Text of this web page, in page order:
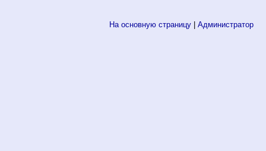
На основную страницу Администратор